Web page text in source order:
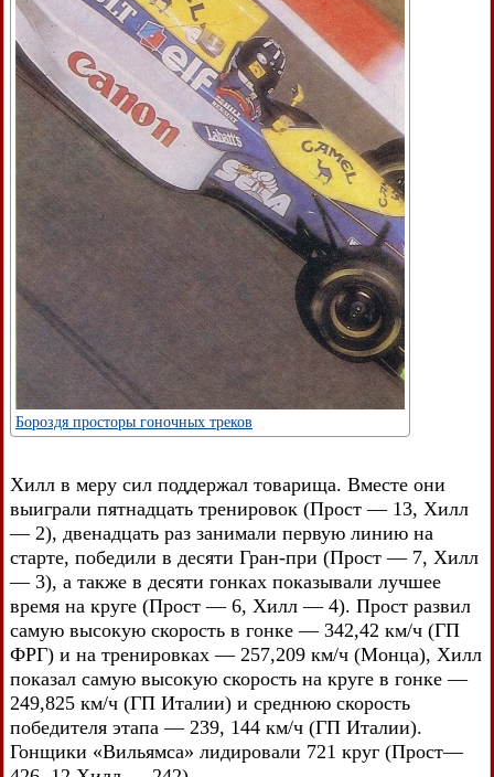
Бороздя просторы гоночных треков
Хилл в меру сил поддержал товарища. Вместе они
выиграли пятнадцать тренировок (Прост — 13, Хилл
— 2), двенадцать раз занимали первую линию на
старте, победили в десяти Гран-при (Прост — 7, Хилл
— 3), а также в десяти гонках показывали лучшее
время на круге (Прост — 6, Хилл — 4). Прост развил
самую высокую скорость в гонке — 342,42 км/ч (ГП
ФРГ) и на тренировках — 257,209 км/ч (Монца), Хилл
показал самую высокую скорость на круге в гонке —
249,825 км/ч (ГП Италии) и среднюю скорость
победителя этапа — 239, 144 км/ч (ГП Италии).
Гонщики «Вильямса» лидировали 721 круг (Прост—